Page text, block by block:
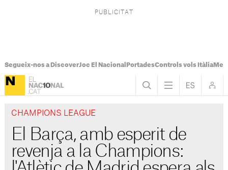
Segueix-nos a DiscoverJoc El Nacional PortadesControls vols Itàlia
CHAMPIONS LEAGUE
El Barça, amb esperit de
revenja a la Champions: